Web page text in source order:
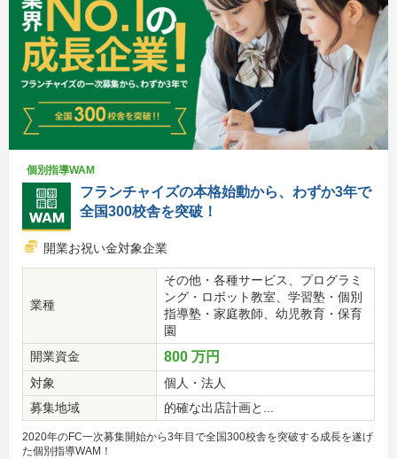
個別指導WAM
フランチャイズの本格始動から、わずか3年で
全国300校舎を突破！
開業お祝い金対象企業
業種
その他・各種サービス、プログラミ
ング・ロボット教室、学習塾・個別
指導塾・家庭教師、幼児教育・保育
園
開業資金
800 万円
対象
個人・法人
募集地域
的確な出店計画と...
2020年のFC一次募集開始から3年目で全国300校舎を突破する成長を遂げ
た個別指導WAM！